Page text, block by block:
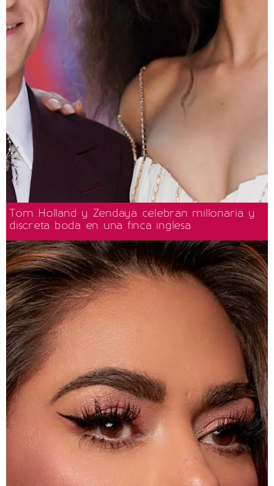
Tom Holland y Zendaya celebran millonaria y
discreta boda en una finca inglesa